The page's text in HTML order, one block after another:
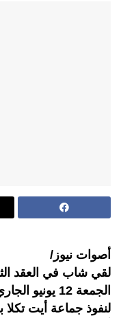
أصوات نيوز/
لقي شاب في العقد
الجمعة 12
لنفوذ جماعة أيت تكلا